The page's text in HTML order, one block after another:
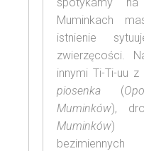
Muminkach
istnienie
zwierzęcości.
innymi Ti-Ti-uu
piosenka (
Muminków),
Muminków)